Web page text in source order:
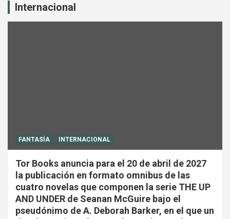
Internacional
FANTASÍA INTERNACIONAL
Tor Books anuncia para el 20 de abril de 2027
la publicación en formato omnibus de las
cuatro novelas que componen la serie THE UP
AND UNDER de Seanan McGuire bajo el
pseudónimo de A. Deborah Barker, en el que un